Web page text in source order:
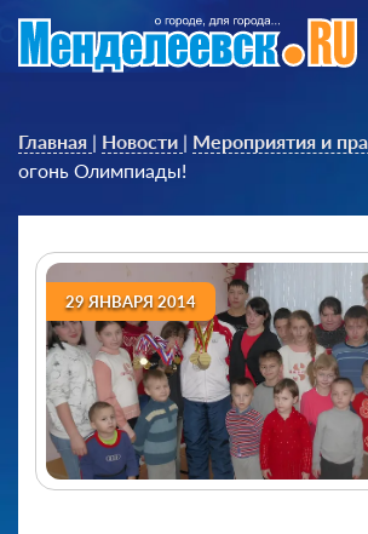
Главная | Новости | Мероприятия и
огонь Олимпиады!
29 ЯНВАРЯ 2014